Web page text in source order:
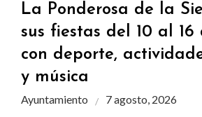
La Ponderosa de la
sus fiestas del 10 al 16
con deporte,
y música
Ayuntamiento 7 agosto, 2026